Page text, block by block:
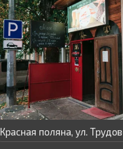
Красная поляна, ул.